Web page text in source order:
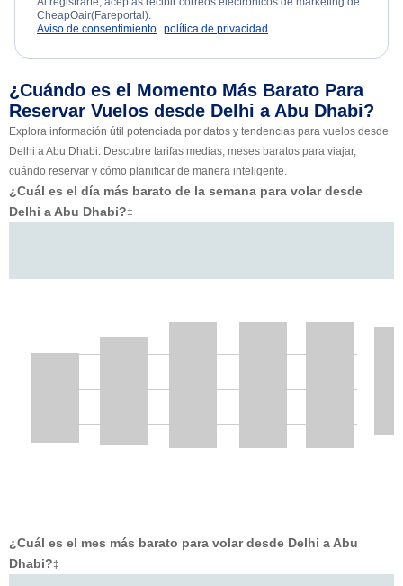
CheapOair(Fareportal).
Aviso de consentimiento política de privacidad
¿Cuándo es el Momento Más Barato Para
Reservar Vuelos desde Delhi a Abu Dhabi?
Explora información útil potenciada por datos y tendencias para vuelos desde
Delhi a Abu Dhabi. Descubre tarifas medias, meses baratos para viajar,
cuándo reservar y cómo planificar de manera inteligente.
¿Cuál es el día más barato de la semana para volar desde
Delhi a Abu Dhabi?‡
¿Cuál es el mes más barato para volar desde Delhi a Abu
Dhabi?‡